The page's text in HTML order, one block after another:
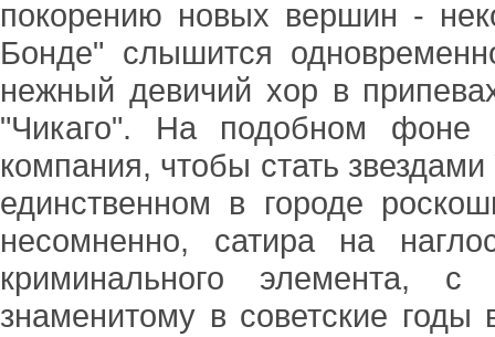
покорению новых вершин -
Бонде" слышится
нежный девичий хор в
"Чикаго". На подобном фоне
компания, чтобы стать
единственном в городе
несомненно, сатира на
криминального элемента,
знаменитому в советские годы